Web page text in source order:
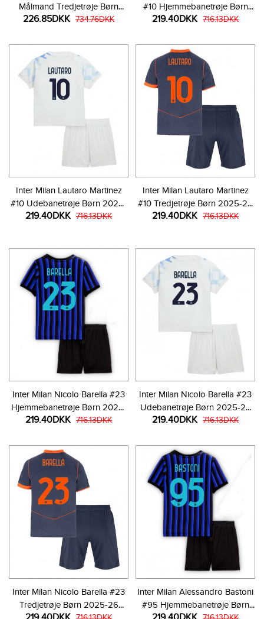
Målmand Tredjetrøje Børn
2025-26 Langærmet (+ Korte
226.85DKK 734.76DKK
#10 Hjemmebanetrøje Børn
2025-26 Kortærmet (+ Korte
219.40DKK 716.13DKK
Inter Milan Lautaro Martinez
#10 Udebanetrøje Børn 2025-
26 Kortærmet (+ Korte bukser)
219.40DKK 716.13DKK
Inter Milan Lautaro Martinez
#10 Tredjetrøje Børn 2025-26
Kortærmet (+ Korte bukser)
219.40DKK 716.13DKK
Inter Milan Nicolo Barella #23
Hjemmebanetrøje Børn 2025-
26 Kortærmet (+ Korte bukser)
219.40DKK 716.13DKK
Inter Milan Nicolo Barella #23
Udebanetrøje Børn 2025-26
Kortærmet (+ Korte bukser)
219.40DKK 716.13DKK
Inter Milan Nicolo Barella #23
Tredjetrøje Børn 2025-26
Inter Milan Alessandro Bastoni
#95 Hjemmebanetrøje Børn